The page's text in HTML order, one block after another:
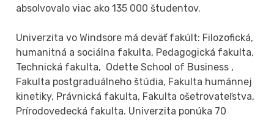
absolvovalo viac ako 135 000 študentov.
Univerzita vo Windsore má deväť fakúlt: Filozofická,
humanitná a sociálna fakulta, Pedagogická fakulta,
Technická fakulta, Odette School of Business ,
Fakulta postgraduálneho štúdia, Fakulta humánnej
kinetiky, Právnická fakulta, Fakulta ošetrovateľstva,
Prírodovedecká fakulta. Univerzita ponúka 70